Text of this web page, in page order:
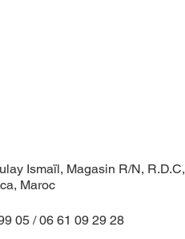
Ismaïl, Magasin R/N, R.D.C,
Maroc
05 / 06 61 09 29 28